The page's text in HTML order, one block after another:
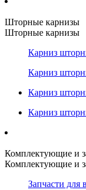
Шторные карнизы
Шторные карнизы
Карниз
Карниз
Карниз
Карниз
Комплектующие и
Комплектующие и
Запчасти для